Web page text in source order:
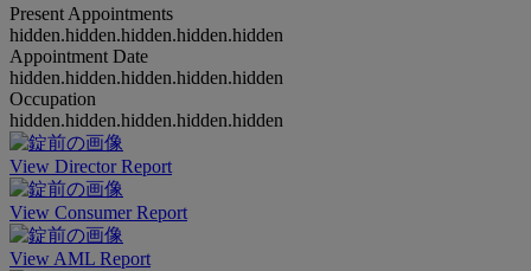
Present Appointments
hidden.hidden.hidden.hidden.hidden
Appointment Date
hidden.hidden.hidden.hidden.hidden
Occupation
hidden.hidden.hidden.hidden.hidden
View Director Report
View Consumer Report
View AML Report